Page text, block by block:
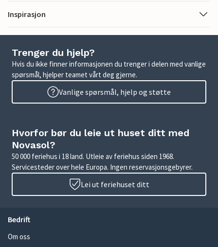
Inspirasjon
Trenger du hjelp?
Hvis du ikke finner informasjonen du trenger i delen med vanlige
spørsmål, hjelper teamet vårt deg gjerne.
Vanlige spørsmål, hjelp og støtte
Hvorfor bør du leie ut huset ditt med
Novasol?
50 000 feriehus i 18 land. Utleie av feriehus siden 1968.
Servicesteder over hele Europa. Ingen reservasjonsgebyrer.
Lei ut feriehuset ditt
Bedrift
Om oss